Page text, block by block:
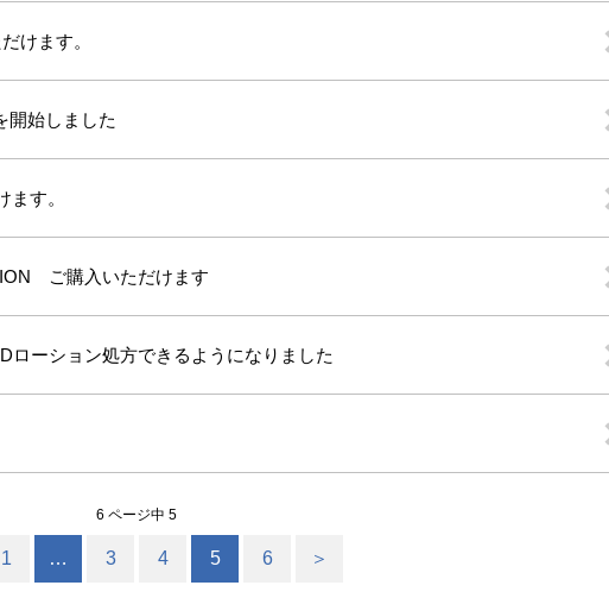
けます。
開始しました
す。
ご購入いただけます
ローション処方できるようになりました
6 ページ中 5
1 … 3 4 5 6 ＞